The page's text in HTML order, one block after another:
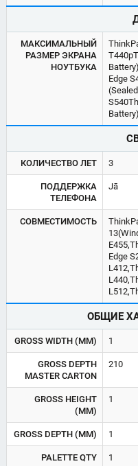
МАКСИМАЛЬНЫЙ
РАЗМЕР ЭКРАНА
НОУТБУКА
Edge
КОЛИЧЕСТВО ЛЕТ 3
ПОДДЕРЖКА
ТЕЛЕФОНА
Jā
СОВМЕСТИМОСТЬ
Edge
ОБЩИЕ
GROSS WIDTH (MM) 1
GROSS DEPTH
MASTER CARTON
210
GROSS HEIGHT
(MM)
1
GROSS DEPTH (MM) 1
PALETTE QTY 1